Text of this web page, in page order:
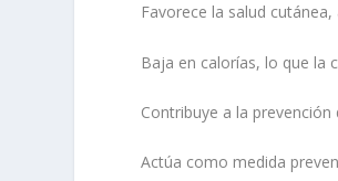
Favorece la salud
Baja en calorías, lo que la
Contribuye a la
Actúa como medida